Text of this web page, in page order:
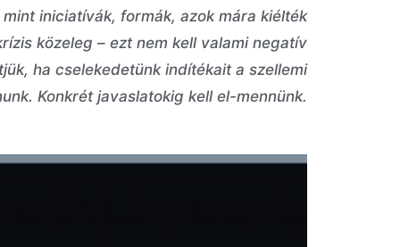
iniciatívák, formák, azok mára kiélték
közeleg – ezt nem kell valami negatív
ha cselekedetünk indítékait a szellemi
Konkrét javaslatokig kell el-mennünk.